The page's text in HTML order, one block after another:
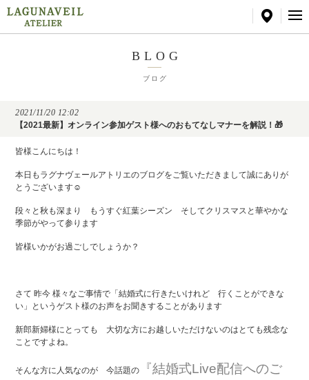
BLOG
ブログ
2021/11/20 12:02
【2021最新】オンライン参加ゲスト様へのおもてなしマナーを解説！🎁
皆様こんにちは！
本日もラグナヴェールアトリエのブログをご覧いただきまして誠にありが
とうございます☺
段々と秋も深まり もうすぐ紅葉シーズン そしてクリスマスと華やかな
季節がやって参ります
皆様いかがお過ごしでしょうか？
さて 昨今 様々なご事情で「結婚式に行きたいけれど 行くことができな
い」というゲスト様のお声をお聞きすることがあります
新郎新婦様にとっても 大切な方にお越しいただけないのはとても残念な
ことですよね。
そんな方に人気なのが 今話題の
『結婚式Live配信へのご